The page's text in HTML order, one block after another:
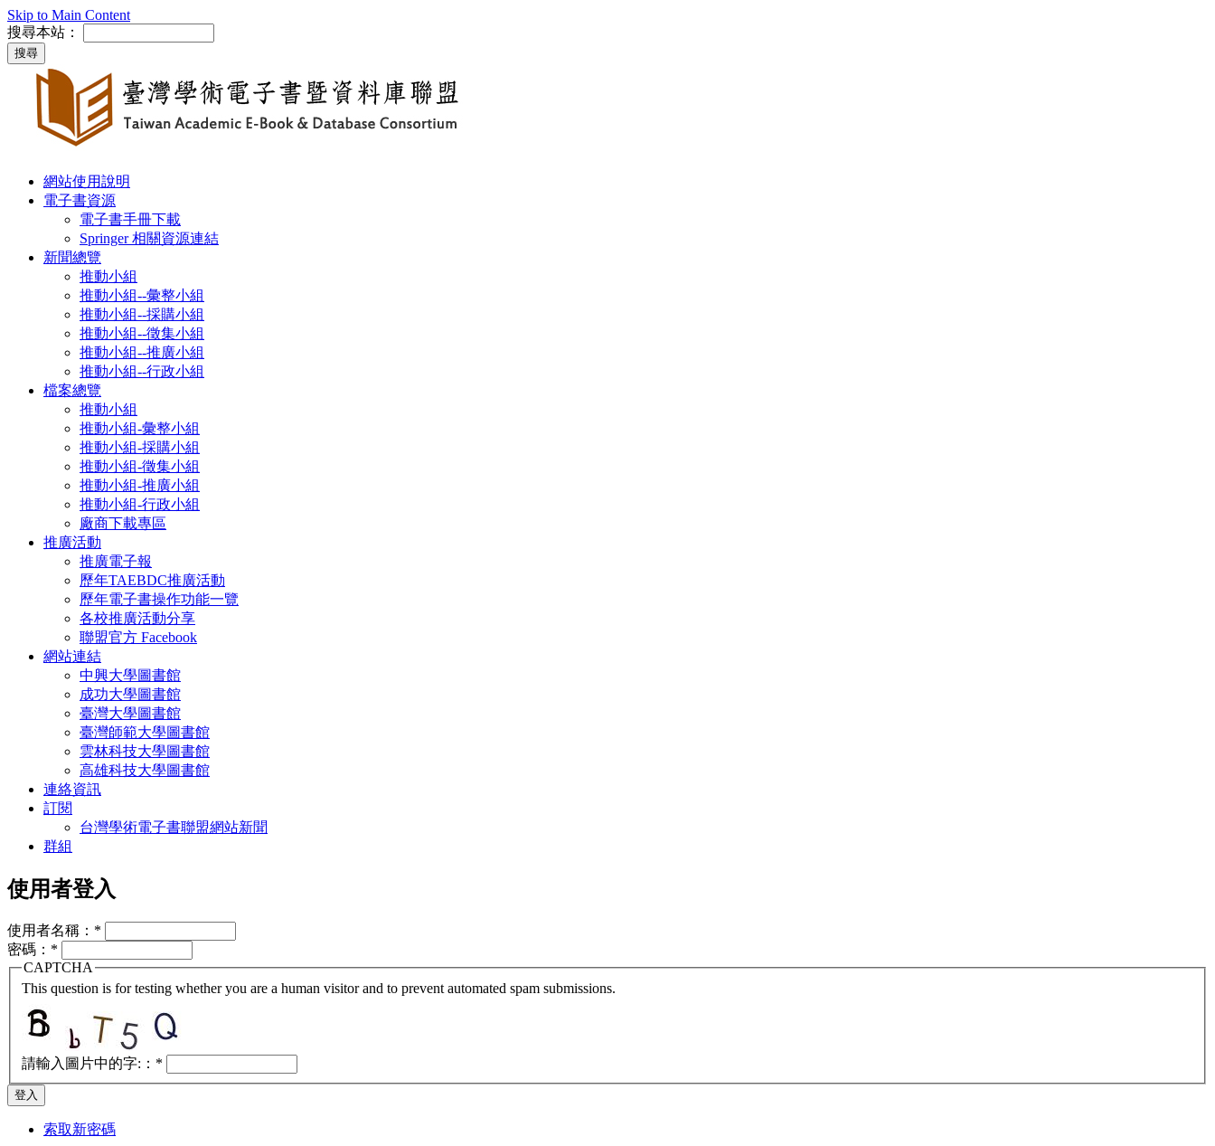
Skip to Main Content
搜尋本站：
網站使用說明
電子書資源
電子書手冊下載
Springer 相關資源連結
新聞總覽
推動小組
推動小組--彙整小組
推動小組--採購小組
推動小組--徵集小組
推動小組--推廣小組
推動小組--行政小組
檔案總覽
推動小組
推動小組-彙整小組
推動小組-採購小組
推動小組-徵集小組
推動小組-推廣小組
推動小組-行政小組
廠商下載專區
推廣活動
推廣電子報
歷年TAEBDC推廣活動
歷年電子書操作功能一覽
各校推廣活動分享
聯盟官方 Facebook
網站連結
中興大學圖書館
成功大學圖書館
臺灣大學圖書館
臺灣師範大學圖書館
雲林科技大學圖書館
高雄科技大學圖書館
連絡資訊
訂閱
台灣學術電子書聯盟網站新聞
群組
使用者登入
使用者名稱： *
密碼： *
CAPTCHA
This question is for testing whether you are a human visitor and to prevent automated spam submissions.
請輸入圖片中的字:： *
索取新密碼